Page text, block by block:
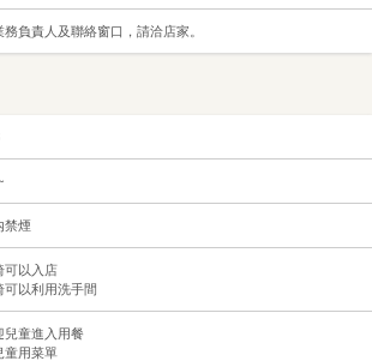
負責人及聯絡窗口，請洽店家。
禁煙
可以入店
可以利用洗手間
兒童進入用餐
童用菜單